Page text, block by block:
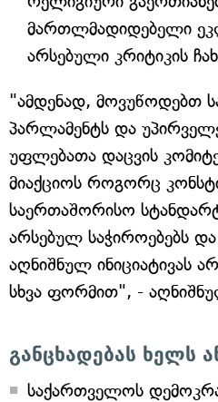
მართლმადიდებელი
არსებული კრიტიკის
"ამდენად, მოვუწოდებთ
პარლამენტს და
უფლებათა დაცვის
მიაქციოს როგორც
საერთაშორისო
არსებულ საჭიროებებს
აღნიშნულ ინიციატივას
სხვა ფორმით", -
განცხადებას ხელს
საქართველოს